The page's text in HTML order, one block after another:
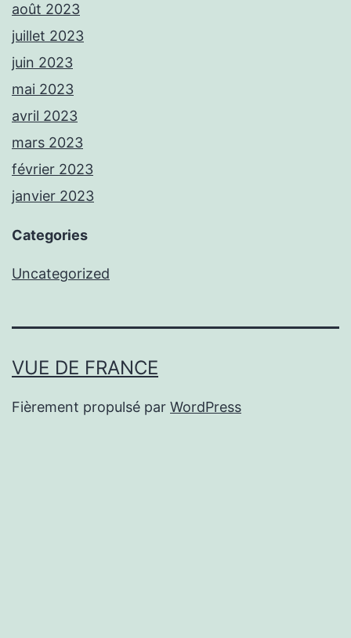
août 2023
juillet 2023
juin 2023
mai 2023
avril 2023
mars 2023
février 2023
janvier 2023
Categories
Uncategorized
VUE DE FRANCE
Fièrement propulsé par WordPress